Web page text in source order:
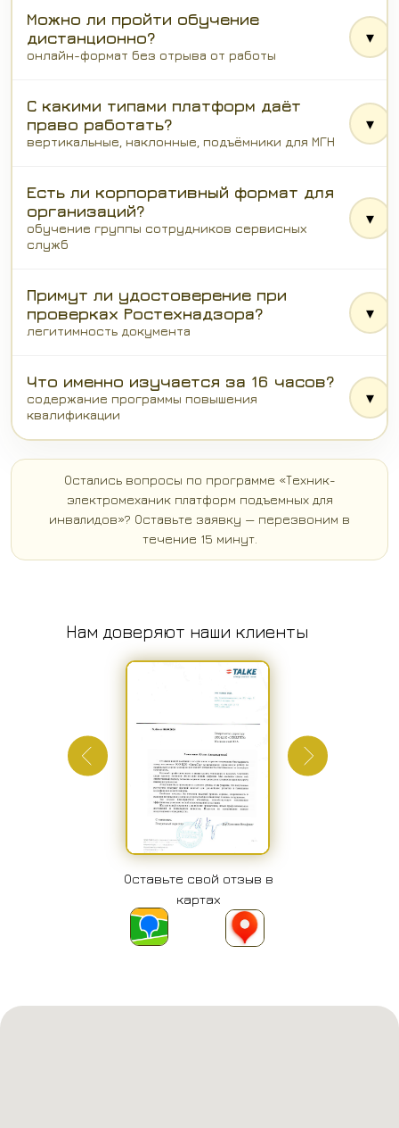
Можно ли пройти обучение
дистанционно?
онлайн-формат без отрыва от работы
▾
С какими типами платформ даёт
право работать?
вертикальные, наклонные, подъёмники для МГН
▾
Есть ли корпоративный формат для
организаций?
обучение группы сотрудников сервисных
служб
▾
Примут ли удостоверение при
проверках Ростехнадзора?
легитимность документа
▾
Что именно изучается за 16 часов?
содержание программы повышения
квалификации
▾
Остались вопросы по программе «Техник-
электромеханик платформ подъемных для
инвалидов»? Оставьте заявку — перезвоним в
течение 15 минут.
Нам доверяют наши клиенты
Оставьте свой отзыв в
картах